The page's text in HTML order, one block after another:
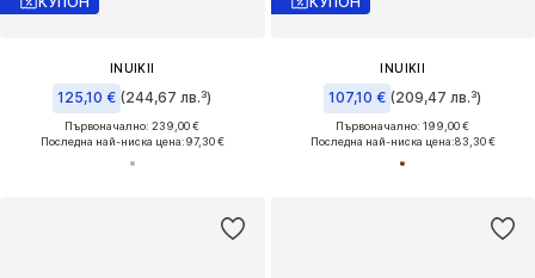
INUIKII
125,10 € (244,67 лв.³)
Първоначално: 239,00 €
Последна най-ниска цена:97,30 €
INUIKII
107,10 € (209,47 лв.³)
Първоначално: 199,00 €
Последна най-ниска цена:83,30 €